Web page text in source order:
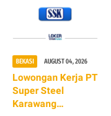
BEKASI AUGUST 04, 2026
Lowongan Kerja PT
Super Steel
Karawang